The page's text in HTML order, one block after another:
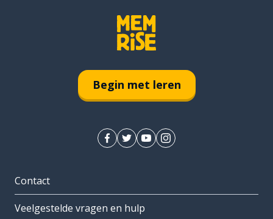
Begin met leren
Contact
Veelgestelde vragen en hulp